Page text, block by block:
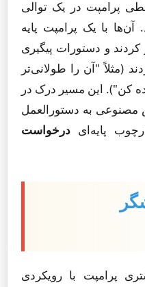
پرامپت در یک توالی
با یک پرامپت پایه
و دستورات پیگیری
(مثلاً "آن را طولانی‌تر
کن"). این مسیر درک در
به دستورالعمل
پایه‌ای درخواست
پرامپت با رویکردی